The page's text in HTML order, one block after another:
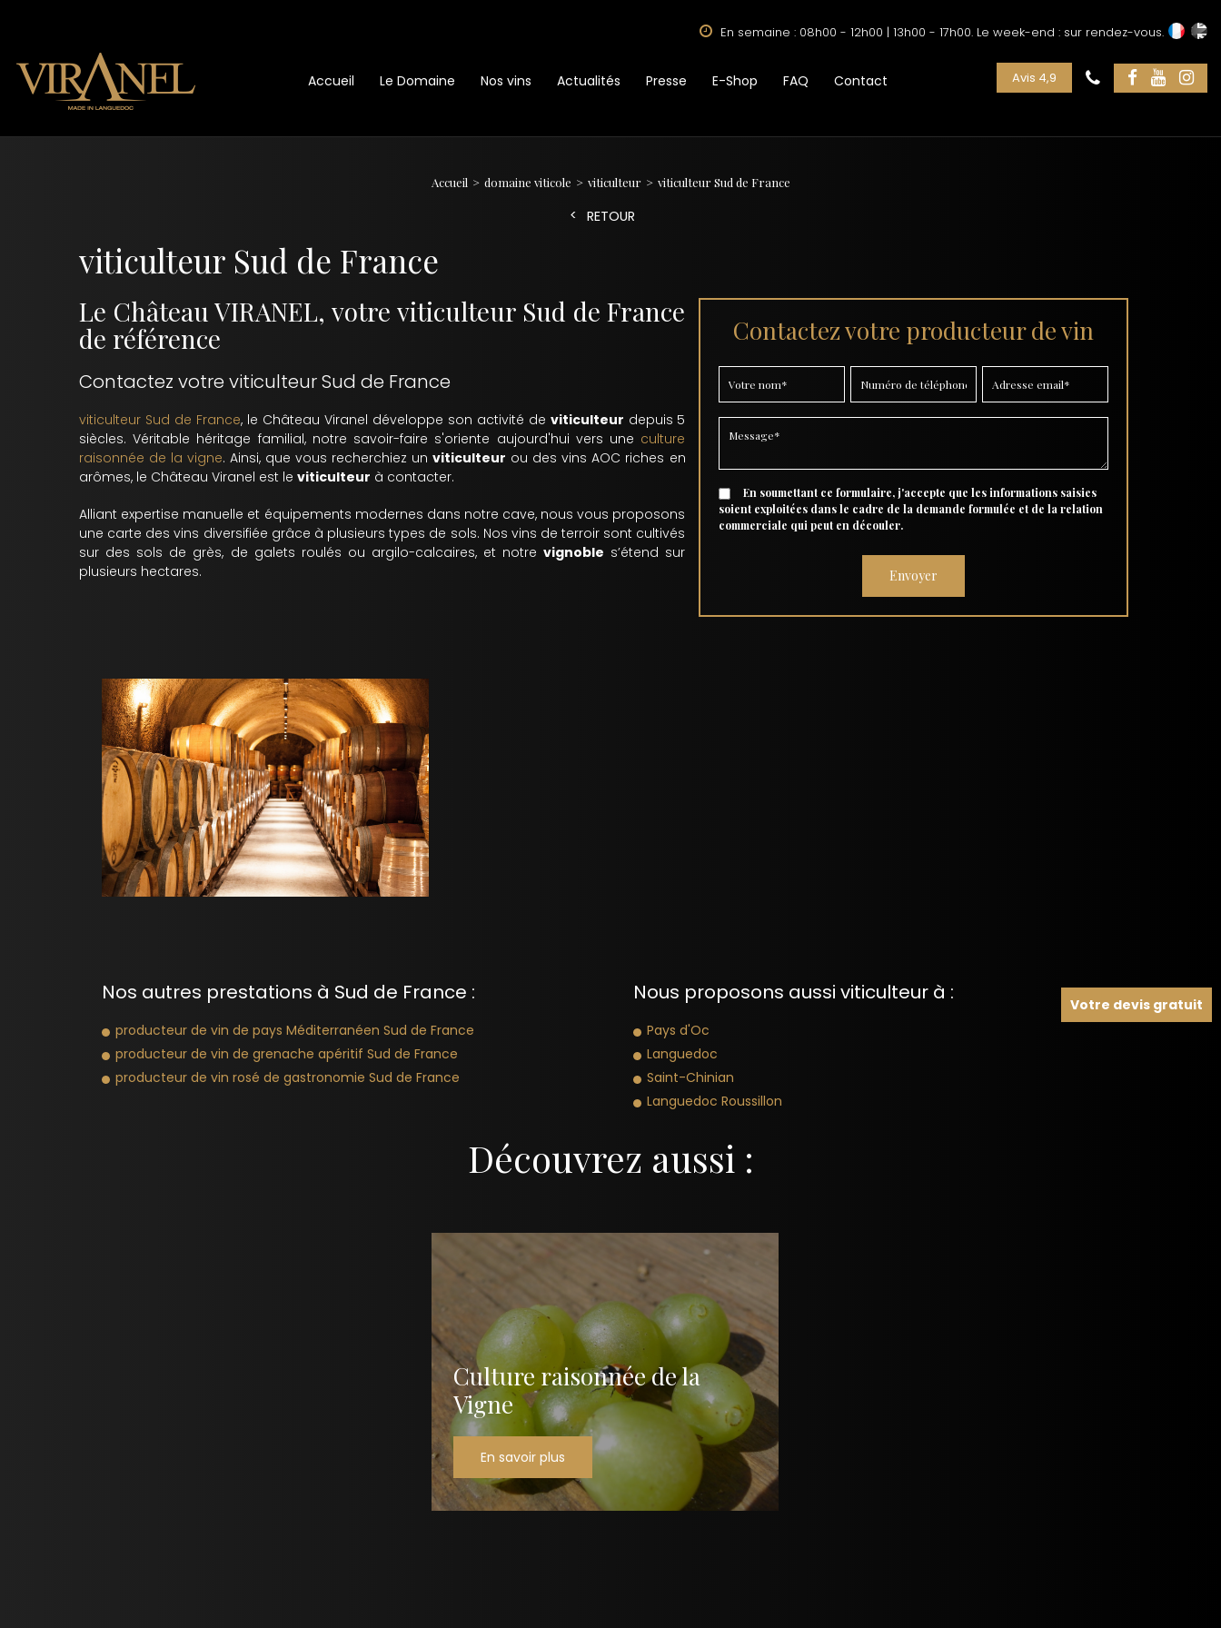
En semaine : 08h00 - 12h00 | 13h00 - 17h00. Le week-end : sur rendez-vous.
Accueil Le Domaine Nos vins Actualités Presse E-Shop FAQ Contact Avis 4,9
Accueil domaine viticole viticulteur viticulteur Sud de France
RETOUR
viticulteur Sud de France
Le Château VIRANEL, votre viticulteur Sud de France
de référence
Contactez votre viticulteur Sud de France
viticulteur Sud de France, le Château Viranel développe son activité de viticulteur depuis 5
siècles. Véritable héritage familial, notre savoir-faire s'oriente aujourd'hui vers une culture
raisonnée de la vigne. Ainsi, que vous recherchiez unviticulteur ou des vins AOC riches en
arômes, le Château Viranel est le viticulteur à contacter.
Alliant expertise manuelle et équipements modernes dans notre cave, nous vous proposons
une carte des vins diversifiée grâce à plusieurs types de sols. Nos vins de terroir sont cultivés
sur des sols de grès, de galets roulés ou argilo-calcaires, et notrevignoble s’étend sur
plusieurs hectares.
Contactez votre producteur de vin
En soumettant ce formulaire, j'accepte que les informations saisies
soient exploitées dans le cadre de la demande formulée et de la relation
commerciale qui peut en découler.
Nos autres prestations à Sud de France :
producteur de vin de pays Méditerranéen Sud de France
producteur de vin de grenache apéritif Sud de France
producteur de vin rosé de gastronomie Sud de France
Nous proposons aussi viticulteur à :
Pays d'Oc
Languedoc
Saint-Chinian
Languedoc Roussillon
Découvrez aussi :
Culture raisonnée de la
Vigne
En savoir plus
Votre devis gratuit